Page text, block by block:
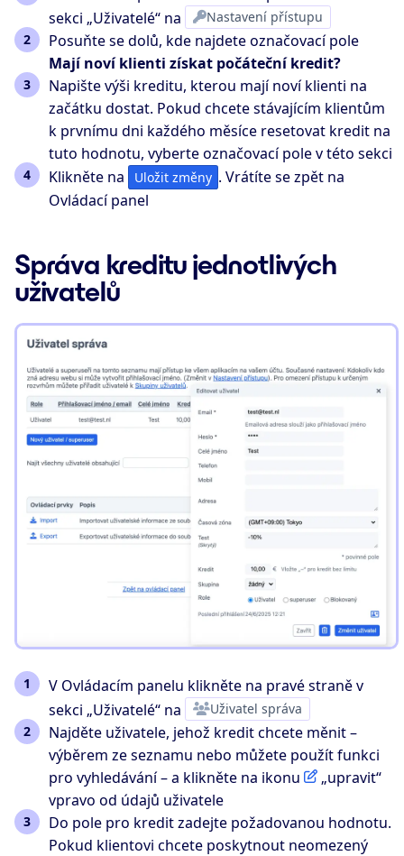
sekci „Uživatelé“ na
Nastavení přístupu
Posuňte se dolů, kde najdete označovací pole
Mají noví klienti získat počáteční kredit?
Napište výši kreditu, kterou mají noví klienti na
začátku dostat. Pokud chcete stávajícím klientům
k prvnímu dni každého měsíce resetovat kredit na
tuto hodnotu, vyberte označovací pole v této sekci
Klikněte na
Uložit změny . Vrátíte se zpět na
Ovládací panel
Správa kreditu jednotlivých
uživatelů
V Ovládacím panelu klikněte na pravé straně v
sekci „Uživatelé“ na
Uživatel správa
Najděte uživatele, jehož kredit chcete měnit –
výběrem ze seznamu nebo můžete použít funkci
pro vyhledávání – a klikněte na ikonu
„upravit“
vpravo od údajů uživatele
Do pole pro kredit zadejte požadovanou hodnotu.
Pokud klientovi chcete poskytnout neomezený